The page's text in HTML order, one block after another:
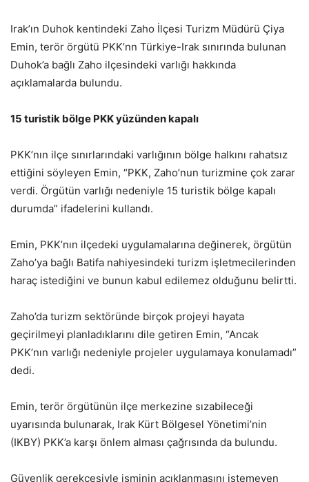
Irak’ın Duhok kentindeki Zaho İlçesi Turizm Müdürü Çiya
Emin, terör örgütü PKK’nn Türkiye-Irak sınırında bulunan
Duhok’a bağlı Zaho ilçesindeki varlığı hakkında
açıklamalarda bulundu.
15 turistik bölge PKK yüzünden kapalı
PKK’nın ilçe sınırlarındaki varlığının bölge halkını rahatsız
ettiğini söyleyen Emin, “PKK, Zaho’nun turizmine çok zarar
verdi. Örgütün varlığı nedeniyle 15 turistik bölge kapalı
durumda” ifadelerini kullandı.
Emin, PKK’nın ilçedeki uygulamalarına değinerek, örgütün
Zaho’ya bağlı Batifa nahiyesindeki turizm işletmecilerinden
haraç istediğini ve bunun kabul edilemez olduğunu belirtti.
Zaho’da turizm sektöründe birçok projeyi hayata
geçirilmeyi planladıklarını dile getiren Emin, “Ancak
PKK’nın varlığı nedeniyle projeler uygulamaya konulamadı”
dedi.
Emin, terör örgütünün ilçe merkezine sızabileceği
uyarısında bulunarak, Irak Kürt Bölgesel Yönetimi’nin
(IKBY) PKK’a karşı önlem alması çağrısında da bulundu.
Güvenlik gerekçesiyle isminin açıklanmasını istemeyen